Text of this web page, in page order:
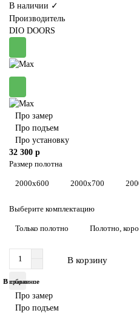
В наличии ✓
Производитель
DIO DOORS
Про замер
Про подъем
Про установку
32 300 р
Размер полотна
2000x600 2000x700
Выберите комплектацию
Только полотно Полотно,
В корзину
В избранное
В сравнение
Про замер
Про подъем